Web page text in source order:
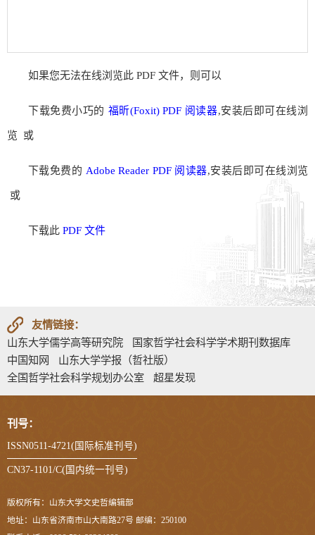
如果您无法在线浏览此 PDF 文件，则可以
下载免费小巧的 福昕(Foxit) PDF 阅读器,安装后即可在线浏
览 或
下载免费的 Adobe Reader PDF 阅读器,安装后即可在线浏览
或
下载此 PDF 文件
友情链接：
山东大学儒学高等研究院
国家哲学社会科学学术期刊数据库
中国知网
山东大学学报（哲社版）
全国哲学社会科学规划办公室
超星发现
刊号：
ISSN0511-4721(国际标准刊号)
CN37-1101/C(国内统一刊号)
版权所有：山东大学文史哲编辑部
地址：山东省济南市山大南路27号 邮编：250100